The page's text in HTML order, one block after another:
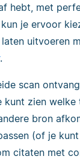
hebt, met
je ervoor
uitvoeren
.
scan
kunt zien welke
bron
(of je
citaten met